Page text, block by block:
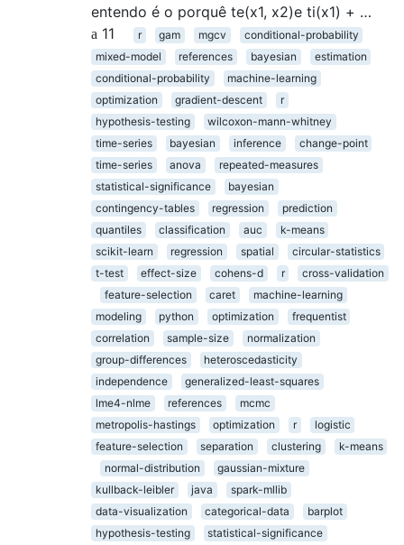
entendo é o porquê te(x1, x2)e ti(x1) + …
11
r gam mgcv
conditional-probability
mixed-model
references bayesian
estimation
conditional-probability
machine-learning
optimization
gradient-descent
r
hypothesis-testing
wilcoxon-mann-whitney
time-series
bayesian inference
change-point
time-series
anova
repeated-measures
statistical-significance
bayesian
contingency-tables
regression
prediction
quantiles
classification auc
k-means
scikit-learn
regression spatial
circular-statistics
t-test
effect-size cohens-d r
cross-validation
feature-selection
caret
machine-learning
modeling
python optimization
frequentist
correlation
sample-size
normalization
group-differences
heteroscedasticity
independence
generalized-least-squares
lme4-nlme
references
mcmc
metropolis-hastings
optimization r
logistic
feature-selection
separation clustering
k-means
normal-distribution
gaussian-mixture
kullback-leibler
java
spark-mllib
data-visualization
categorical-data
barplot
hypothesis-testing
statistical-significance